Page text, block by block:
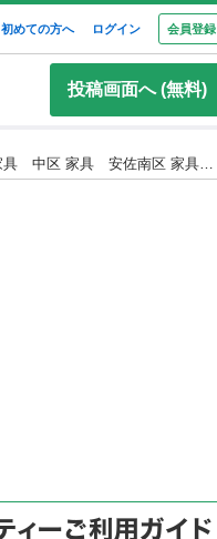
初めての方へ ログイン 会員登録
投稿画面へ (無料)
【リユ-スのサカイ広島石内店】ジモティ割！かご/クリ-ニング済み/HG-10226/広島市 家具 佐伯区 家具 南区 家具 西区 家具 東区 家具 中区 家具 安佐南区 家具 安佐北区 家具 安芸区 家具 府中町 家具 海田町 家具 熊野町 家具 坂町 家具 廿日市市 家具